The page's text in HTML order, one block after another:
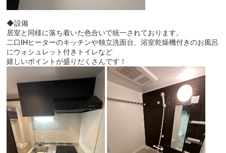
◆設備
居室と同様に落ち着いた色合いで統一されております。
二口IHヒーターのキッチンや独立洗面台、浴室乾燥機付きのお風呂
にウォシュレット付きトイレなど
嬉しいポイントが盛りだくさんです！